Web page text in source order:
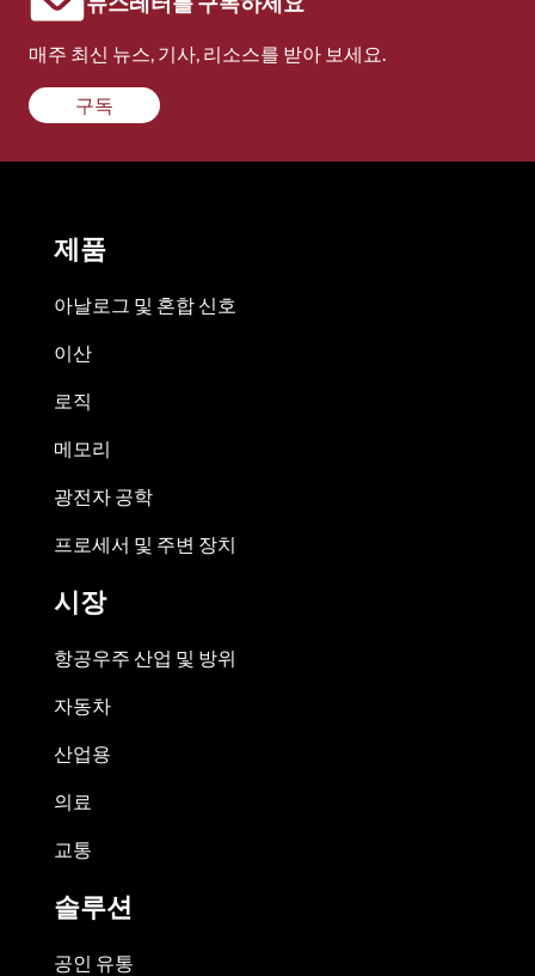
매주 최신 뉴스, 기사, 리소스를 받아 보세요.
구독
제품
아날로그 및 혼합 신호
이산
로직
메모리
광전자 공학
프로세서 및 주변 장치
시장
항공우주 산업 및 방위
자동차
산업용
의료
교통
솔루션
공인 유통